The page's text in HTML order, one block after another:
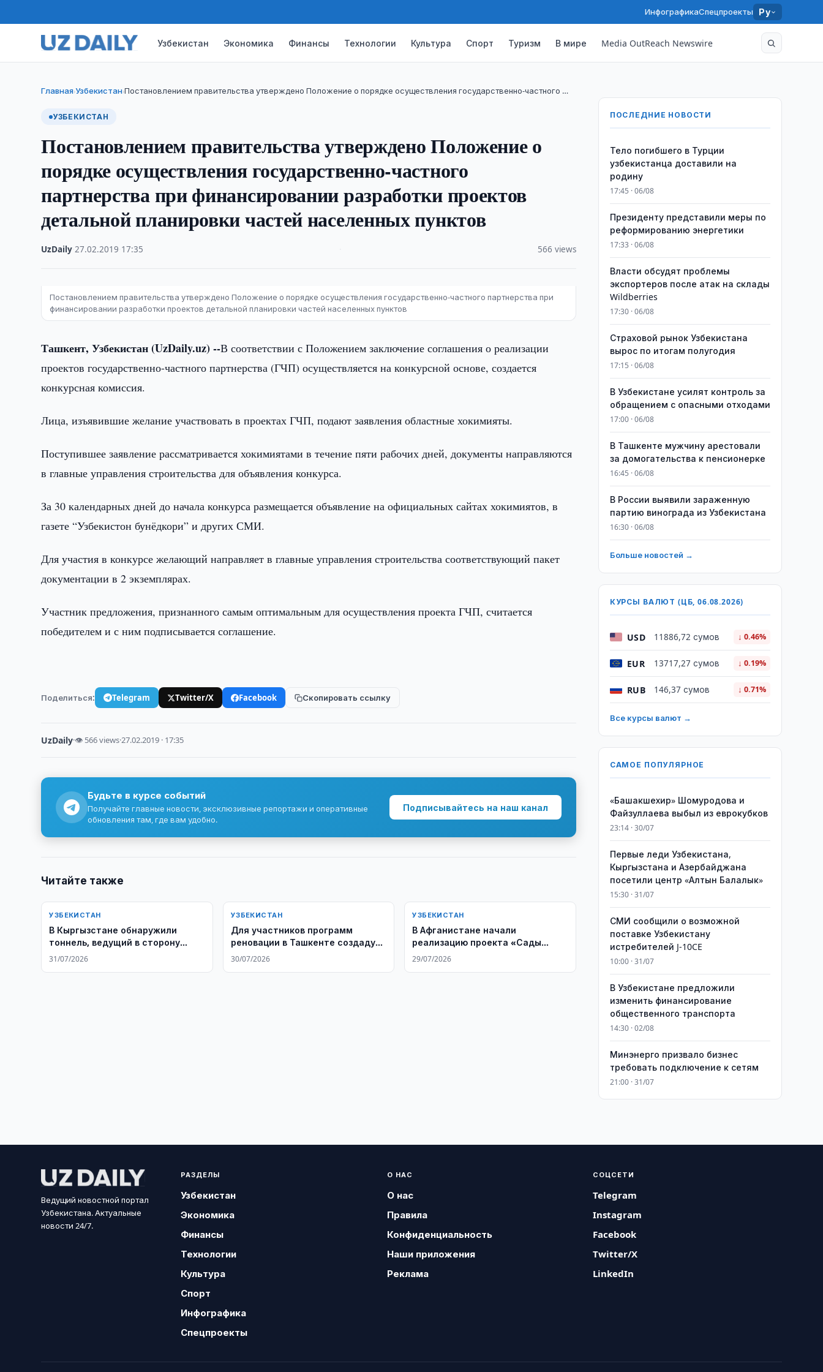
ИнфографикаСпецпроекты Ру
Узбекистан Экономика Финансы Технологии Культура Спорт Туризм В мире Media OutReach Newswire
Главная›Узбекистан›Постановлением правительства утверждено Положение о порядке осуществления государственно-частного …
УЗБЕКИСТАН
Постановлением правительства утверждено Положение о
порядке осуществления государственно-частного
партнерства при финансировании разработки проектов
детальной планировки частей населенных пунктов
UzDaily ·27.02.2019 17:35 566 views
Постановлением правительства утверждено Положение о порядке осуществления государственно-частного партнерства при
финансировании разработки проектов детальной планировки частей населенных пунктов
Ташкент, Узбекистан (UzDaily.uz) --В соответствии с Положением заключение соглашения о реализации
проектов государственно-частного партнерства (ГЧП) осуществляется на конкурсной основе, создается
конкурсная комиссия.
Лица, изъявившие желание участвовать в проектах ГЧП, подают заявления областные хокимияты.
Поступившее заявление рассматривается хокимиятами в течение пяти рабочих дней, документы направляются
в главные управления строительства для объявления конкурса.
За 30 календарных дней до начала конкурса размещается объявление на официальных сайтах хокимиятов, в
газете “Узбекистон бунёдкори” и других СМИ.
Для участия в конкурсе желающий направляет в главные управления строительства соответствующий пакет
документации в 2 экземплярах.
Участник предложения, признанного самым оптимальным для осуществления проекта ГЧП, считается
победителем и с ним подписывается соглашение.
Поделиться: Telegram Twitter/X Facebook Скопировать ссылку
UzDaily·👁 566 views·27.02.2019 · 17:35
Будьте в курсе событий
Получайте главные новости, эксклюзивные репортажи и оперативные
обновления там, где вам удобно.
Подписывайтесь на наш канал
Читайте также
УЗБЕКИСТАН
В Кыргызстане обнаружили
тоннель, ведущий в сторону
Узбекистана
31/07/2026
УЗБЕКИСТАН
Для участников программ
реновации в Ташкенте создадут
«банк квартир»
30/07/2026
УЗБЕКИСТАН
В Афганистане начали
реализацию проекта «Сады
дружбы»
29/07/2026
ПОСЛЕДНИЕ НОВОСТИ
Тело погибшего в Турции
узбекистанца доставили на
родину
17:45 · 06/08
Президенту представили меры по
реформированию энергетики
17:33 · 06/08
Власти обсудят проблемы
экспортеров после атак на склады
Wildberries
17:30 · 06/08
Страховой рынок Узбекистана
вырос по итогам полугодия
17:15 · 06/08
В Узбекистане усилят контроль за
обращением с опасными отходами
17:00 · 06/08
В Ташкенте мужчину арестовали
за домогательства к пенсионерке
16:45 · 06/08
В России выявили зараженную
партию винограда из Узбекистана
16:30 · 06/08
Больше новостей →
КУРСЫ ВАЛЮТ (ЦБ, 06.08.2026)
USD 11886,72 сумов ↓ 0.46%
EUR 13717,27 сумов ↓ 0.19%
RUB 146,37 сумов ↓ 0.71%
Все курсы валют →
САМОЕ ПОПУЛЯРНОЕ
«Башакшехир» Шомуродова и
Файзуллаева выбыл из еврокубков
23:14 · 30/07
Первые леди Узбекистана,
Кыргызстана и Азербайджана
посетили центр «Алтын Балалык»
15:30 · 31/07
СМИ сообщили о возможной
поставке Узбекистану
истребителей J-10CE
10:00 · 31/07
В Узбекистане предложили
изменить финансирование
общественного транспорта
14:30 · 02/08
Минэнерго призвало бизнес
требовать подключение к сетям
21:00 · 31/07
Ведущий новостной портал
Узбекистана. Актуальные
новости 24/7.
РАЗДЕЛЫ
Узбекистан
Экономика
Финансы
Технологии
Культура
Спорт
Инфографика
Спецпроекты
О НАС
О нас
Правила
Конфиденциальность
Наши приложения
Реклама
СОЦСЕТИ
Telegram
Instagram
Facebook
Twitter/X
LinkedIn